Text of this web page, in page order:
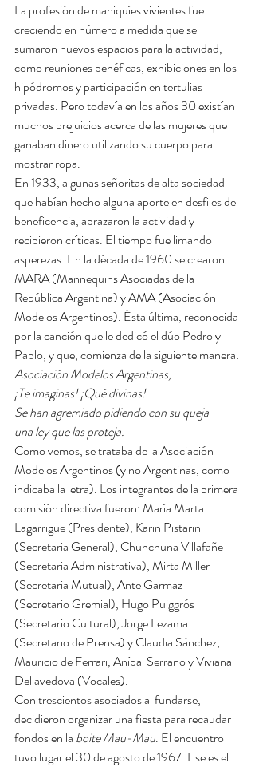
La profesión de maniquíes vivientes fue
creciendo en número a medida que se
sumaron nuevos espacios para la actividad,
como reuniones benéficas, exhibiciones en los
hipódromos y participación en tertulias
privadas. Pero todavía en los años 30 existían
muchos prejuicios acerca de las mujeres que
ganaban dinero utilizando su cuerpo para
mostrar ropa.
En 1933, algunas señoritas de alta sociedad
que habían hecho alguna aporte en desfiles de
beneficencia, abrazaron la actividad y
recibieron críticas. El tiempo fue limando
asperezas. En la década de 1960 se crearon
MARA (Mannequins Asociadas de la
República Argentina) y AMA (Asociación
Modelos Argentinos). Ésta última, reconocida
por la canción que le dedicó el dúo Pedro y
Pablo, y que, comienza de la siguiente manera:
Asociación Modelos Argentinas,
¡Te imaginas! ¡Qué divinas!
Se han agremiado pidiendo con su queja
una ley que las proteja.
Como vemos, se trataba de la Asociación
Modelos Argentinos (y no Argentinas, como
indicaba la letra). Los integrantes de la primera
comisión directiva fueron: María Marta
Lagarrigue (Presidente), Karin Pistarini
(Secretaria General), Chunchuna Villafañe
(Secretaria Administrativa), Mirta Miller
(Secretaria Mutual), Ante Garmaz
(Secretario Gremial), Hugo Puiggrós
(Secretario Cultural), Jorge Lezama
(Secretario de Prensa) y Claudia Sánchez,
Mauricio de Ferrari, Aníbal Serrano y Viviana
Dellavedova (Vocales).
Con trescientos asociados al fundarse,
decidieron organizar una fiesta para recaudar
fondos en la boite Mau-Mau. El encuentro
tuvo lugar el 30 de agosto de 1967. Ese es el